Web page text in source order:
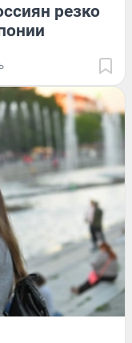
резко